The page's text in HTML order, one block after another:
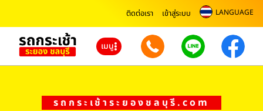
ติดต่อเรา เข้าสู่ระบบ LANGUAGE
เมนู
รถกระเช้าระยองชลบุรี.com